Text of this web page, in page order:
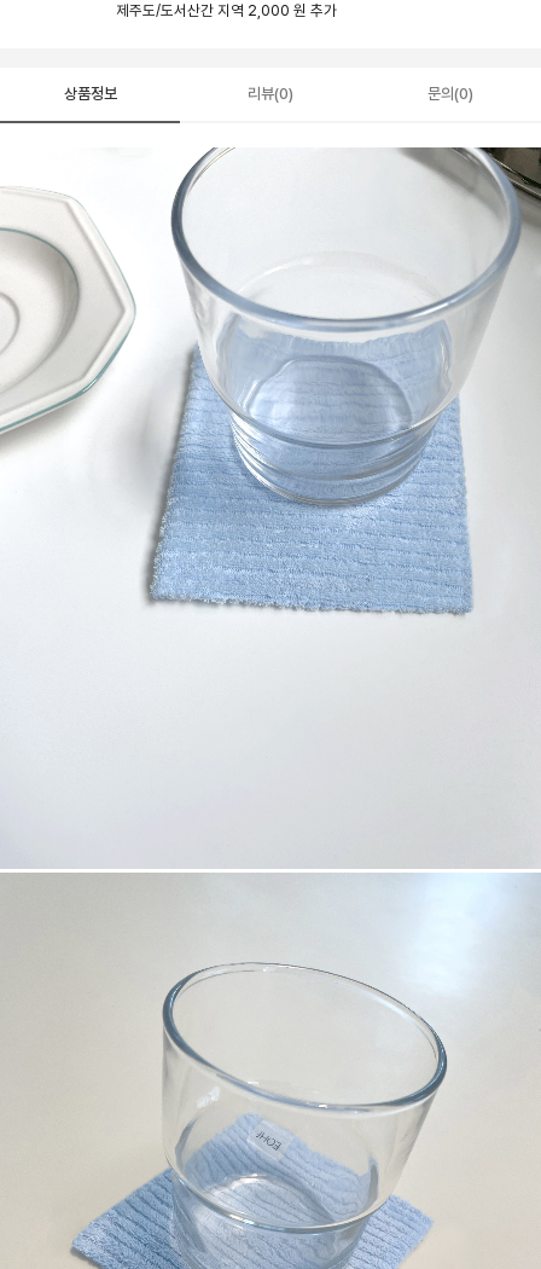
제주도/도서산간 지역 2,000 원 추가
상품정보 리뷰(0) 문의(0)